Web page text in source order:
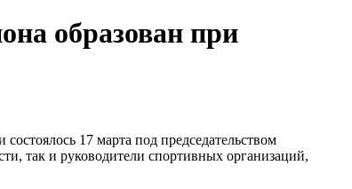
образован при
17 марта под председательством
так и руководители спортивных организаций,